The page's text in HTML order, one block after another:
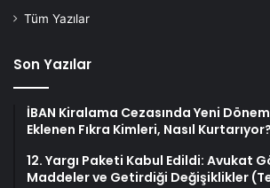
Tüm Yazılar
Son Yazılar
İBAN Kiralama Cezasında Yeni Dönem:
Eklenen Fıkra Kimleri, Nasıl Kurtarıyor?
12. Yargı Paketi Kabul Edildi: Avukat
Maddeler ve Getirdiği Değişiklikler